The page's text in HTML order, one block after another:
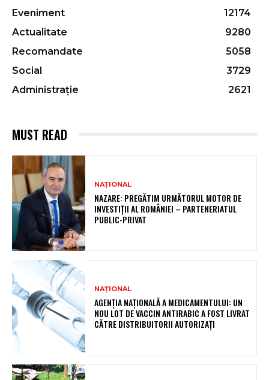
Eveniment
12174
Actualitate
9280
Recomandate
5058
Social
3729
Administrație
2621
MUST READ
NAȚIONAL
NAZARE: PREGĂTIM URMĂTORUL MOTOR DE
INVESTIȚII AL ROMÂNIEI – PARTENERIATUL
PUBLIC-PRIVAT
NAȚIONAL
AGENȚIA NAȚIONALĂ A MEDICAMENTULUI: UN
NOU LOT DE VACCIN ANTIRABIC A FOST LIVRAT
CĂTRE DISTRIBUITORII AUTORIZAȚI